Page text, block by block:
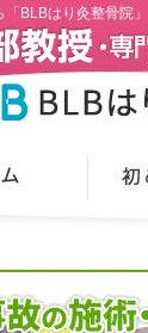
BLBはり灸整骨院」